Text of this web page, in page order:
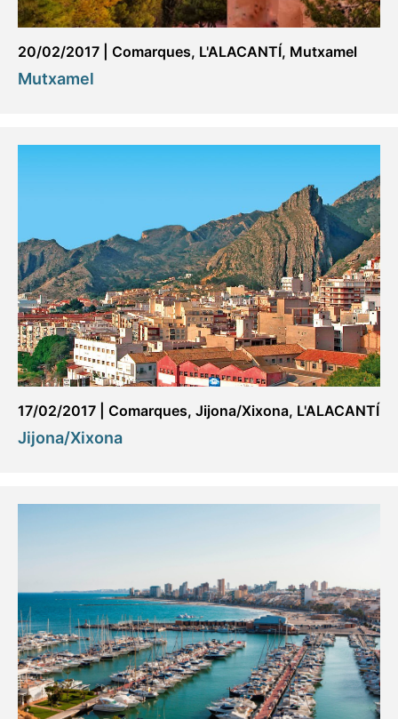
20/02/2017 Comarques, L'ALACANTÍ, Mutxamel
Mutxamel
17/02/2017 Comarques, Jijona/Xixona, L'ALACANTÍ
Jijona/Xixona